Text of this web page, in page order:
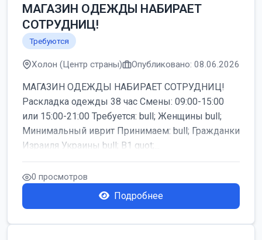
МАГАЗИН ОДЕЖДЫ НАБИРАЕТ
СОТРУДНИЦ!
Требуются
Холон (Центр страны) Опубликовано: 08.06.2026
МАГАЗИН ОДЕЖДЫ НАБИРАЕТ СОТРУДНИЦ!
Раскладка одежды 38 час Смены: 09:00-15:00
или 15:00-21:00 Требуется: bull; Женщины bull;
Минимальный иврит Принимаем: bull; Гражданки
Израиля Украины bull; B1 quot;...
0 просмотров
Подробнее